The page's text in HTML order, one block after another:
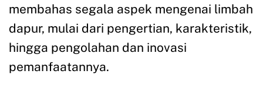
membahas segala aspek mengenai limbah
dapur, mulai dari pengertian, karakteristik,
hingga pengolahan dan inovasi
pemanfaatannya.